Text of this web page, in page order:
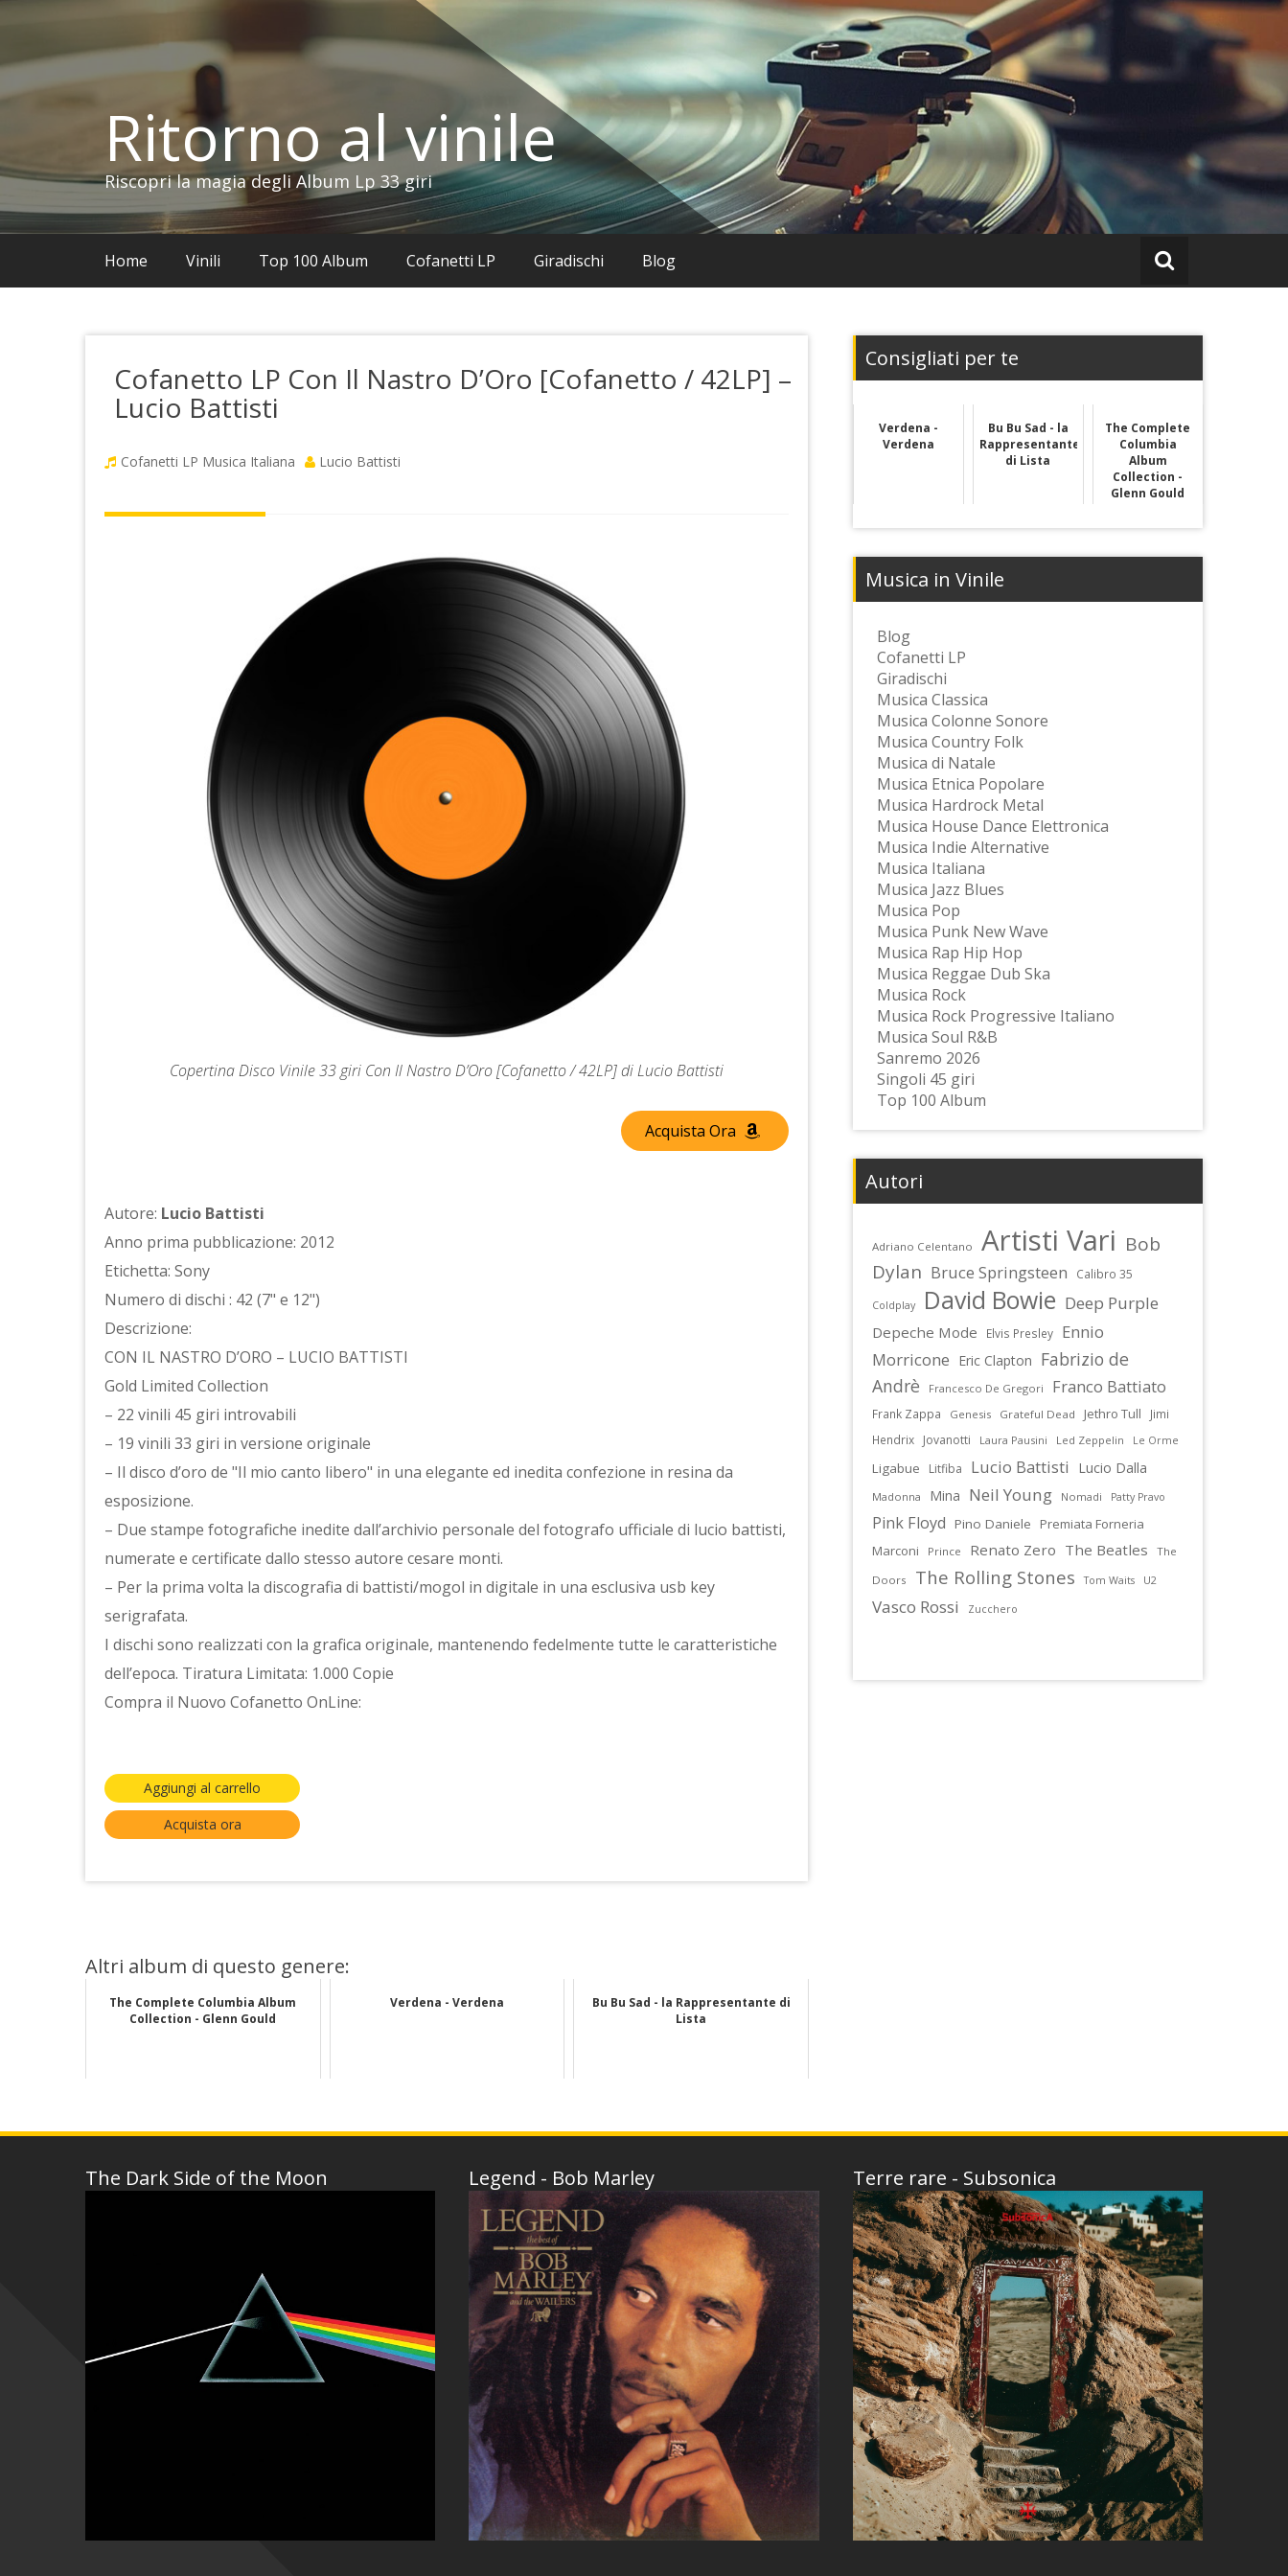
contenuto
Ritorno al vinile
Riscopri la magia degli Album Lp 33 giri
Home Vinili Top 100 Album Cofanetti LP Giradischi Blog
Cofanetto LP Con Il Nastro D’Oro [Cofanetto / 42LP] –
Lucio Battisti
Cofanetti LP Musica Italiana Lucio Battisti
Copertina Disco Vinile 33 giri Con Il Nastro D’Oro [Cofanetto / 42LP] di Lucio Battisti
Acquista Ora
Autore: Lucio Battisti
Anno prima pubblicazione: 2012
Etichetta: Sony
Numero di dischi : 42 (7" e 12")
Descrizione:
CON IL NASTRO D’ORO – LUCIO BATTISTI
Gold Limited Collection
– 22 vinili 45 giri introvabili
– 19 vinili 33 giri in versione originale
– Il disco d’oro de "Il mio canto libero" in una elegante ed inedita confezione in resina da
esposizione.
– Due stampe fotografiche inedite dall’archivio personale del fotografo ufficiale di lucio battisti,
numerate e certificate dallo stesso autore cesare monti.
– Per la prima volta la discografia di battisti/mogol in digitale in una esclusiva usb key
serigrafata.
I dischi sono realizzati con la grafica originale, mantenendo fedelmente tutte le caratteristiche
dell’epoca. Tiratura Limitata: 1.000 Copie
Compra il Nuovo Cofanetto OnLine:
Aggiungi al carrello
Acquista ora
Altri album di questo genere:
The Complete Columbia Album
Collection - Glenn Gould
Verdena - Verdena
Bu Bu Sad - la Rappresentante di
Lista
Consigliati per te
Verdena -
Verdena
Bu Bu Sad - la
Rappresentante
di Lista
The Complete
Columbia
Album
Collection -
Glenn Gould
Musica in Vinile
Blog
Cofanetti LP
Giradischi
Musica Classica
Musica Colonne Sonore
Musica Country Folk
Musica di Natale
Musica Etnica Popolare
Musica Hardrock Metal
Musica House Dance Elettronica
Musica Indie Alternative
Musica Italiana
Musica Jazz Blues
Musica Pop
Musica Punk New Wave
Musica Rap Hip Hop
Musica Reggae Dub Ska
Musica Rock
Musica Rock Progressive Italiano
Musica Soul R&B
Sanremo 2026
Singoli 45 giri
Top 100 Album
Autori
Adriano Celentano Artisti Vari Bob
Dylan Bruce Springsteen Calibro 35
Coldplay David Bowie Deep Purple
Depeche Mode Elvis Presley
Ennio
Morricone Eric Clapton Fabrizio de
Andrè
Francesco De Gregori Franco Battiato
Frank Zappa Genesis Grateful Dead Jethro Tull
Jimi
Hendrix
Jovanotti Laura Pausini Led Zeppelin Le Orme
Ligabue Litfiba Lucio Battisti Lucio Dalla
Madonna Mina Neil Young Nomadi Patty Pravo
Pink Floyd Pino Daniele
Premiata Forneria
Marconi
Prince Renato Zero The Beatles
The
Doors
The Rolling Stones Tom Waits U2
Vasco Rossi Zucchero
The Dark Side of the Moon Legend - Bob Marley Terre rare - Subsonica